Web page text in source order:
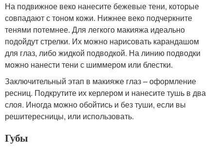
На подвижное веко нанесите бежевые тени, которые
совпадают с тоном кожи. Нижнее веко подчеркните
тенями потемнее. Для легкого макияжа идеально
подойдут стрелки. Их можно нарисовать карандашом
для глаз, либо жидкой подводкой. На линию подводки
можно нанести тени с шиммером или блестки.
Заключительный этап в макияже глаз – оформление
ресниц. Подкрутите их керлером и нанесите тушь в два
слоя. Иногда можно обойтись и без туши, если вы
решитересницы, или использовать.
Губы